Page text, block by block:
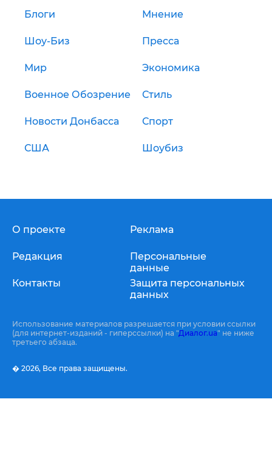
Блоги Мнение
Шоу-Биз Пресса
Мир Экономика
Военное Обозрение Стиль
Новости Донбасса Спорт
США Шоубиз
О проекте
Редакция
Контакты
Реклама
Персональные
данные
Защита персональных
данных
Использование материалов разрешается при условии ссылки
(для интернет-изданий - гиперссылки) на "Диалог.ua" не ниже
третьего абзаца.
� 2026, Все права защищены.